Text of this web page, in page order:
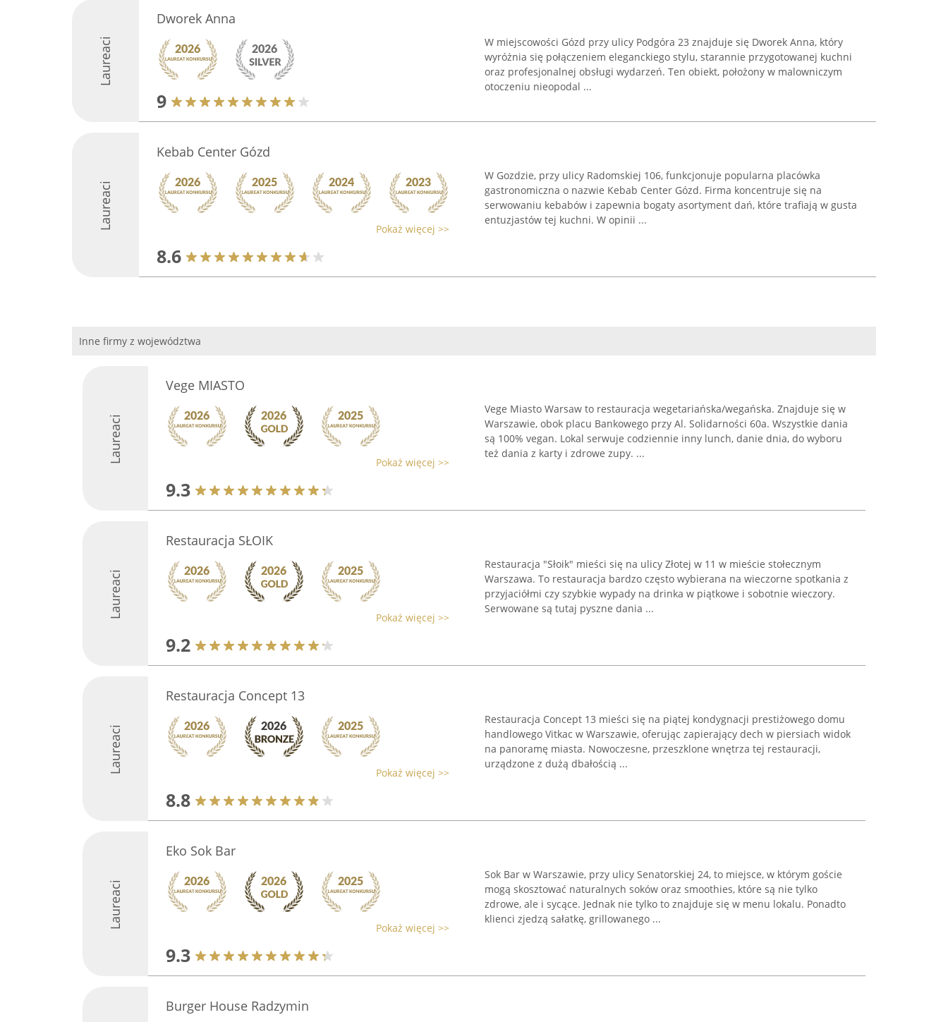
Laureaci
Dworek Anna
9
W miejscowości Gózd przy ulicy Podgóra 23 znajduje się Dworek Anna, który
wyróżnia się połączeniem eleganckiego stylu, starannie przygotowanej kuchni
oraz profesjonalnej obsługi wydarzeń. Ten obiekt, położony w malowniczym
otoczeniu nieopodal ...
Laureaci
Kebab Center Gózd
Pokaż więcej >>
8.6
W Gozdzie, przy ulicy Radomskiej 106, funkcjonuje popularna placówka
gastronomiczna o nazwie Kebab Center Gózd. Firma koncentruje się na
serwowaniu kebabów i zapewnia bogaty asortyment dań, które trafiają w gusta
entuzjastów tej kuchni. W opinii ...
Inne firmy z województwa
Laureaci
Vege MIASTO
Pokaż więcej >>
9.3
Vege Miasto Warsaw to restauracja wegetariańska/wegańska. Znajduje się w
Warszawie, obok placu Bankowego przy Al. Solidarności 60a. Wszystkie dania
są 100% vegan. Lokal serwuje codziennie inny lunch, danie dnia, do wyboru
też dania z karty i zdrowe zupy. ...
Laureaci
Restauracja SŁOIK
Pokaż więcej >>
9.2
Restauracja "Słoik" mieści się na ulicy Złotej w 11 w mieście stołecznym
Warszawa. To restauracja bardzo często wybierana na wieczorne spotkania z
przyjaciółmi czy szybkie wypady na drinka w piątkowe i sobotnie wieczory.
Serwowane są tutaj pyszne dania ...
Laureaci
Restauracja Concept 13
Pokaż więcej >>
8.8
Restauracja Concept 13 mieści się na piątej kondygnacji prestiżowego domu
handlowego Vitkac w Warszawie, oferując zapierający dech w piersiach widok
na panoramę miasta. Nowoczesne, przeszklone wnętrza tej restauracji,
urządzone z dużą dbałością ...
Laureaci
Eko Sok Bar
Pokaż więcej >>
9.3
Sok Bar w Warszawie, przy ulicy Senatorskiej 24, to miejsce, w którym goście
mogą skosztować naturalnych soków oraz smoothies, które są nie tylko
zdrowe, ale i sycące. Jednak nie tylko to znajduje się w menu lokalu. Ponadto
klienci zjedzą sałatkę, grillowanego ...
Burger House Radzymin